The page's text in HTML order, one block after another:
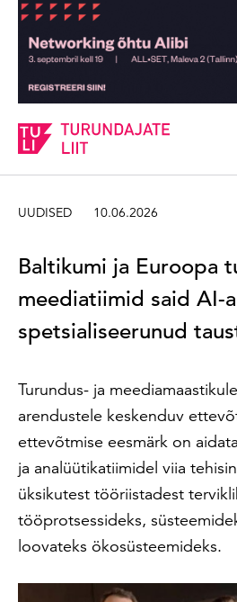
Sisesta märksõna
UUDISED 10.06.2026
Baltikumi ja Euroopa
meediatiimid said AI-
spetsialiseerunud
Turundus- ja
arendustele keskenduv
ettevõtmise eesmärk on
ja analüütikatiimidel viia
üksikutest tööriistadest
tööprotsessideks,
loovateks ökosüsteemideks.